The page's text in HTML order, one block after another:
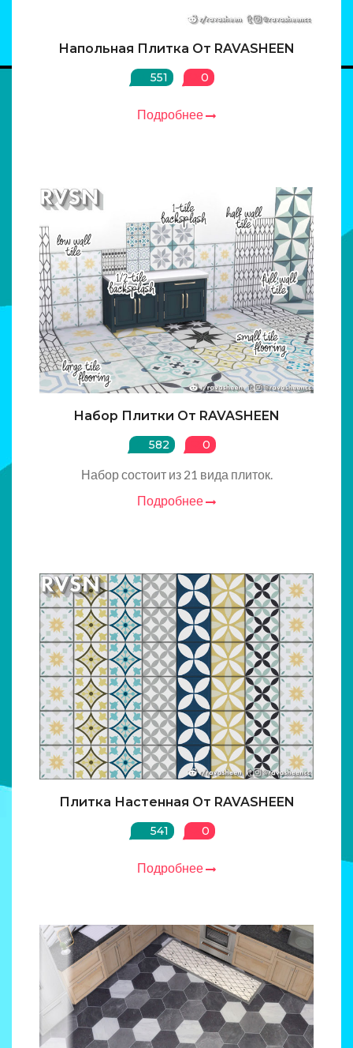
Напольная Плитка От RAVASHEEN
551 0
Подробнее
Набор Плитки От RAVASHEEN
582 0
Набор состоит из 21 вида плиток.
Подробнее
Плитка Настенная От RAVASHEEN
541 0
Подробнее